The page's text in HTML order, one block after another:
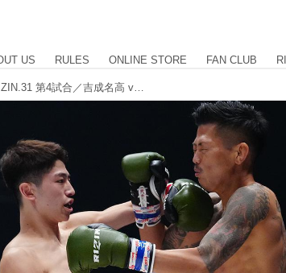
US RULES ONLINE STORE FAN CLUB